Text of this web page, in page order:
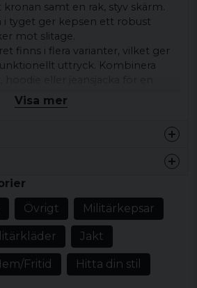
samt en rak, styv skärm.
tyget ger kepsen ett robust
mot slitage.
finns i flera varianter, vilket ger
uttryck. Kombinera
detalj i din outfit.
runt kronan, rak och styv
rutor i tyget
kamouflagemönster
funktionell
FG, HDT-camo LE, HDT-
Operation camo
Visa mer
att det var en xxl
Övrigt Militärkepsar
Jakt
Fritid Hitta din stil